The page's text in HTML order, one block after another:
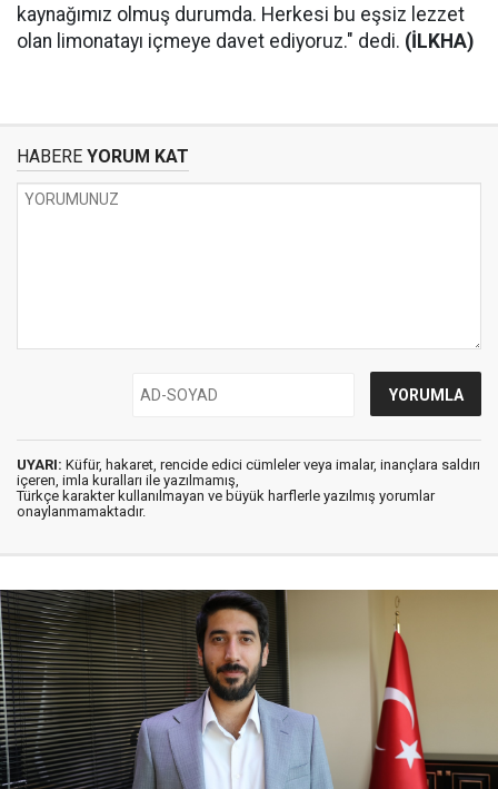
kaynağımız olmuş durumda. Herkesi bu eşsiz lezzet
olan limonatayı içmeye davet ediyoruz." dedi. (İLKHA)
HABERE YORUM KAT
UYARI: Küfür, hakaret, rencide edici cümleler veya imalar, inançlara saldırı
içeren, imla kuralları ile yazılmamış,
Türkçe karakter kullanılmayan ve büyük harflerle yazılmış yorumlar
onaylanmamaktadır.